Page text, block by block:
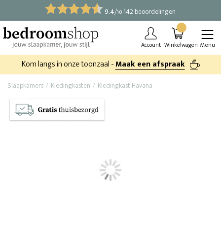
9.4/10 142 beoordelingen
Account Winkelwagen Menu
Kom langs in onze toonzaal -Maak een afspraak
Slaapkamers Kledingkasten Kledingkast Havana